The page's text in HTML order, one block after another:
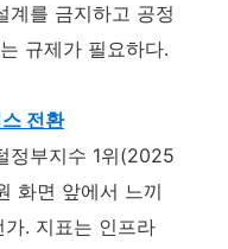
계를 금지하고 공정
규제가 필요하다.
전환
정부지수 1위(2025
화면 앞에서 느끼
. 지표는 인프라